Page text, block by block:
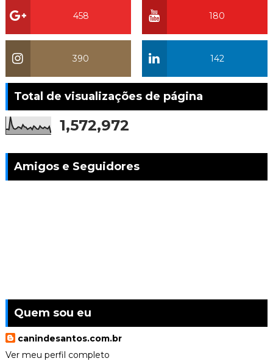
180
458
142
390
Total de visualizações de página
1,572,972
Amigos e Seguidores
Quem sou eu
canindesantos.com.br
Ver meu perfil completo